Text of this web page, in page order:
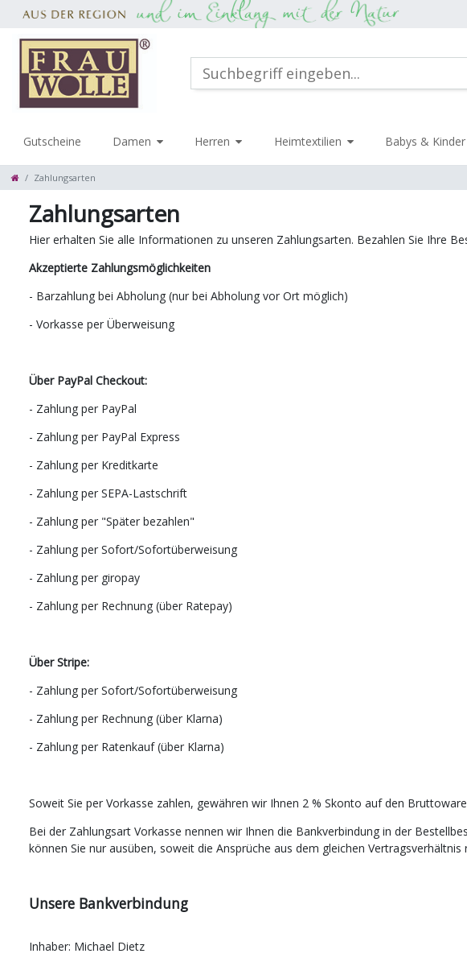
Gutscheine Damen Herren Heimtextilien Babys & Kinder
Zahlungsarten
Zahlungsarten
Hier erhalten Sie alle Informationen zu unseren Zahlungsarten. Bezahlen Sie Ihre
Akzeptierte Zahlungsmöglichkeiten
- Barzahlung bei Abholung (nur bei Abholung vor Ort möglich)
- Vorkasse per Überweisung
Über PayPal Checkout:
- Zahlung per PayPal
- Zahlung per PayPal Express
- Zahlung per Kreditkarte
- Zahlung per SEPA-Lastschrift
- Zahlung per "Später bezahlen"
- Zahlung per Sofort/Sofortüberweisung
- Zahlung per giropay
- Zahlung per Rechnung (über Ratepay)
Über Stripe:
- Zahlung per Sofort/Sofortüberweisung
- Zahlung per Rechnung (über Klarna)
- Zahlung per Ratenkauf (über Klarna)
Soweit Sie per Vorkasse zahlen, gewähren wir Ihnen 2 % Skonto auf den
Bei der Zahlungsart Vorkasse nennen wir Ihnen die Bankverbindung in der
können Sie nur ausüben, soweit die Ansprüche aus dem gleichen Vertragsverhältnis
Unsere Bankverbindung
Inhaber: Michael Dietz